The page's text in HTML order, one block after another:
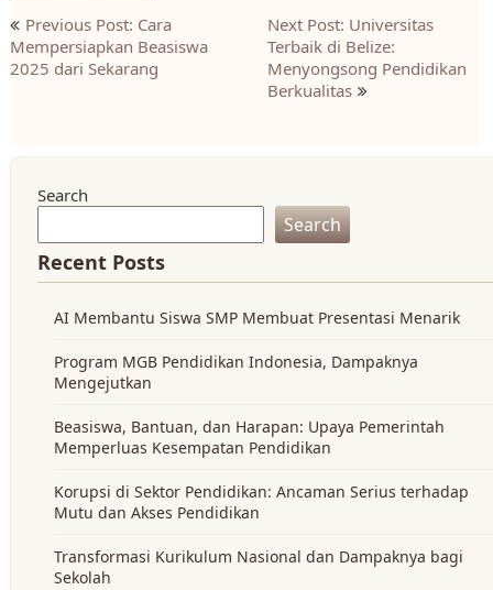
Post
navigation
Previous Post: Cara
Mempersiapkan Beasiswa
2025 dari Sekarang
Next Post: Universitas
Terbaik di Belize:
Menyongsong Pendidikan
Berkualitas
Search
Search
Recent Posts
AI Membantu Siswa SMP Membuat Presentasi Menarik
Program MGB Pendidikan Indonesia, Dampaknya
Mengejutkan
Beasiswa, Bantuan, dan Harapan: Upaya Pemerintah
Memperluas Kesempatan Pendidikan
Korupsi di Sektor Pendidikan: Ancaman Serius terhadap
Mutu dan Akses Pendidikan
Transformasi Kurikulum Nasional dan Dampaknya bagi
Sekolah